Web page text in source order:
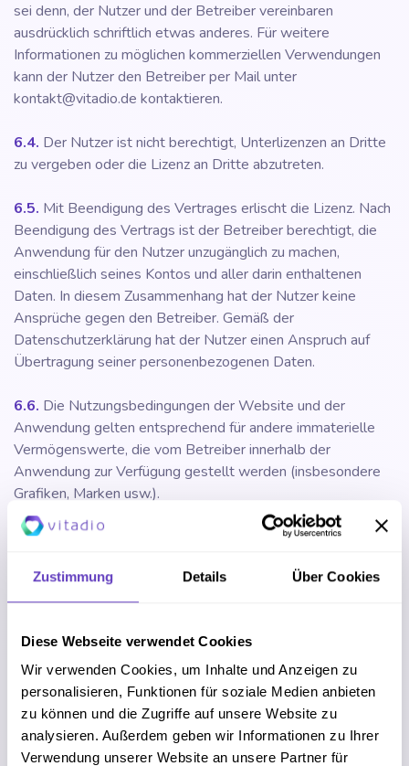
Zustimmung Details Über Cookies
Diese Webseite verwendet Cookies
Wir verwenden Cookies, um Inhalte und Anzeigen zu
personalisieren, Funktionen für soziale Medien anbieten
zu können und die Zugriffe auf unsere Website zu
analysieren. Außerdem geben wir Informationen zu Ihrer
Verwendung unserer Website an unsere Partner für
sei denn, der Nutzer und der Betreiber vereinbaren
ausdrücklich schriftlich etwas anderes. Für weitere
Informationen zu möglichen kommerziellen Verwendungen
kann der Nutzer den Betreiber per Mail unter
kontakt@vitadio.de kontaktieren.
6.4. Der Nutzer ist nicht berechtigt, Unterlizenzen an Dritte
zu vergeben oder die Lizenz an Dritte abzutreten.
6.5. Mit Beendigung des Vertrages erlischt die Lizenz. Nach
Beendigung des Vertrags ist der Betreiber berechtigt, die
Anwendung für den Nutzer unzugänglich zu machen,
einschließlich seines Kontos und aller darin enthaltenen
Daten. In diesem Zusammenhang hat der Nutzer keine
Ansprüche gegen den Betreiber. Gemäß der
Datenschutzerklärung hat der Nutzer einen Anspruch auf
Übertragung seiner personenbezogenen Daten.
6.6. Die Nutzungsbedingungen der Website und der
Anwendung gelten entsprechend für andere immaterielle
Vermögenswerte, die vom Betreiber innerhalb der
Anwendung zur Verfügung gestellt werden (insbesondere
Grafiken, Marken usw.).
7. Nutzerinhalt
die beispielsweise als urheberrechtlich geschütztes Werk
gemäß § 2 UrhG oder als anderes gesetzlich geschütztes
immaterielles Eigentum (im Folgenden als "Nutzerinhalt"
bezeichnet) geschützt sein können. Durch das Hochladen
der Nutzerinhalte in die Anwendung gewährt der Nutzer
dem Betreiber das einfache Recht zur Nutzung des